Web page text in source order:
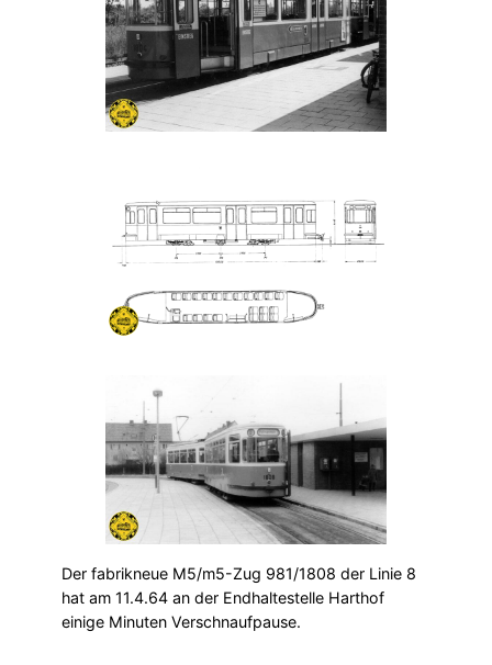
Der fabrikneue M5/m5-Zug 981/1808 der Linie 8
hat am 11.4.64 an der Endhaltestelle Harthof
einige Minuten Verschnaufpause.